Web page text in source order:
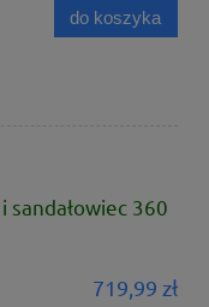
do koszyka
sandałowiec 360
719,99 zł